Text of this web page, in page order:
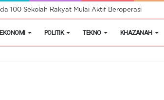
Tidak Akan Menutup Warung Kelontongan di Desa
EKONOMI POLITIK TEKNO KHAZANAH